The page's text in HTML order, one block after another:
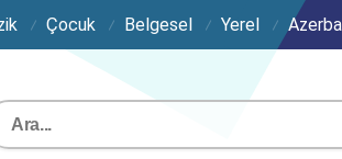
Çocuk Belgesel Yerel